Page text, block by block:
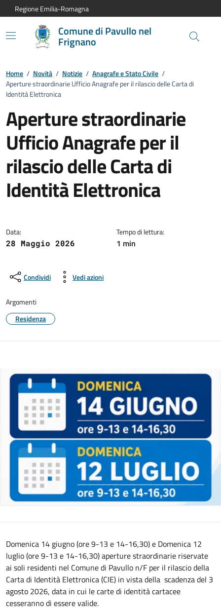
Vai al contenuto principale
Vai alla navigazione del sito
Vai al piede di pagina
Regione Emilia-Romagna
Comune di Pavullo nel
Frignano
Home / Novità / Notizie / Anagrafe e Stato Civile /
Aperture straordinarie Ufficio Anagrafe per il rilascio delle Carta di
Identità Elettronica
Aperture straordinarie
Ufficio Anagrafe per il
rilascio delle Carta di
Identità Elettronica
Data:
28 Maggio 2026
Tempo di lettura:
1 min
Condividi Vedi azioni
Argomenti
Residenza
Domenica 14 giugno (ore 9-13 e 14-16,30) e Domenica 12
luglio (ore 9-13 e 14-16,30) aperture straordinarie riservate
ai soli residenti nel Comune di Pavullo n/F per il rilascio della
Carta di Identità Elettronica (CIE) in vista della scadenza del 3
agosto 2026, data in cui le carte di identità cartacee
cesseranno di essere valide.